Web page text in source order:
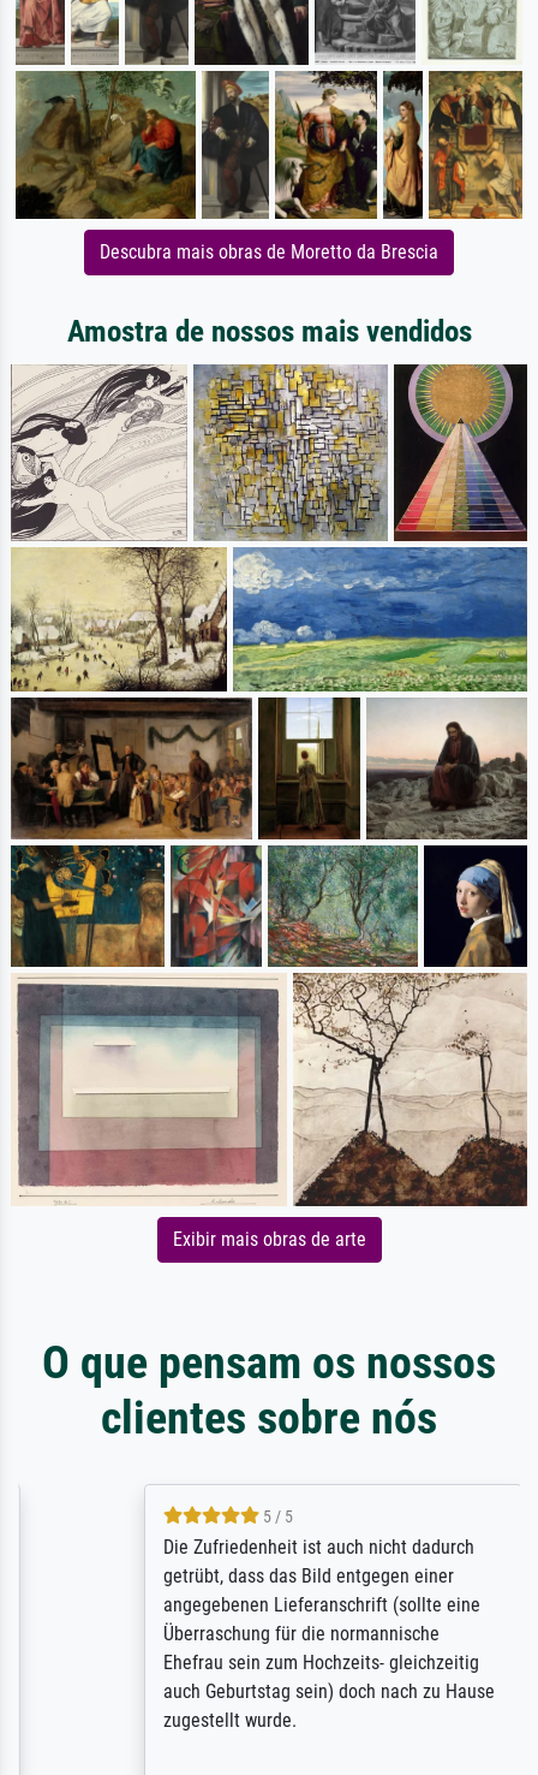
Descubra mais obras de Moretto da Brescia
Amostra de nossos mais vendidos
Exibir mais obras de arte
O que pensam os nossos
clientes sobre nós
5 / 5
Die Zufriedenheit ist auch nicht dadurch
getrübt, dass das Bild entgegen einer
angegebenen Lieferanschrift (sollte eine
Überraschung für die normannische
Ehefrau sein zum Hochzeits- gleichzeitig
auch Geburtstag sein) doch nach zu Hause
zugestellt wurde.